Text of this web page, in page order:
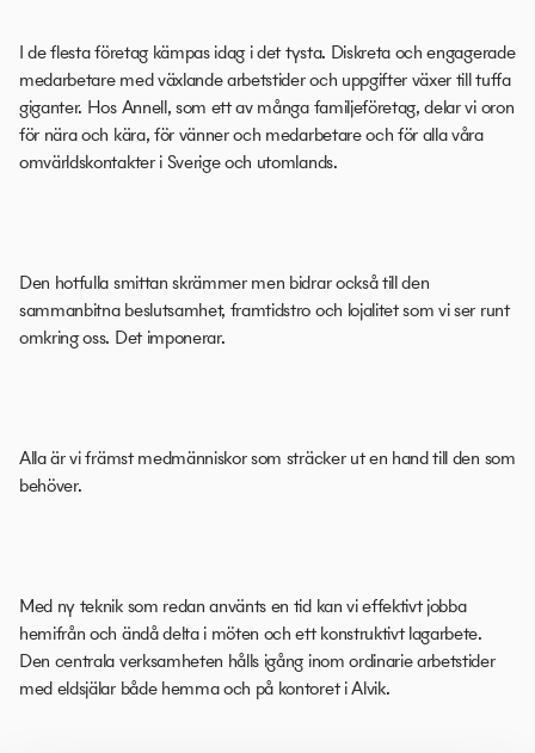
I de flesta företag kämpas idag i det tysta. Diskreta och engagerade
medarbetare med växlande arbetstider och uppgifter växer till tuffa
giganter. Hos Annell, som ett av många familjeföretag, delar vi oron
för nära och kära, för vänner och medarbetare och för alla våra
omvärldskontakter i Sverige och utomlands.
Den hotfulla smittan skrämmer men bidrar också till den
sammanbitna beslutsamhet, framtidstro och lojalitet som vi ser runt
omkring oss. Det imponerar.
Alla är vi främst medmänniskor som sträcker ut en hand till den som
behöver.
Med ny teknik som redan använts en tid kan vi effektivt jobba
hemifrån och ändå delta i möten och ett konstruktivt lagarbete.
Den centrala verksamheten hålls igång inom ordinarie arbetstider
med eldsjälar både hemma och på kontoret i Alvik.